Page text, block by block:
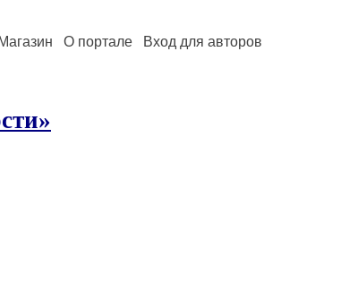
Магазин О портале Вход для авторов